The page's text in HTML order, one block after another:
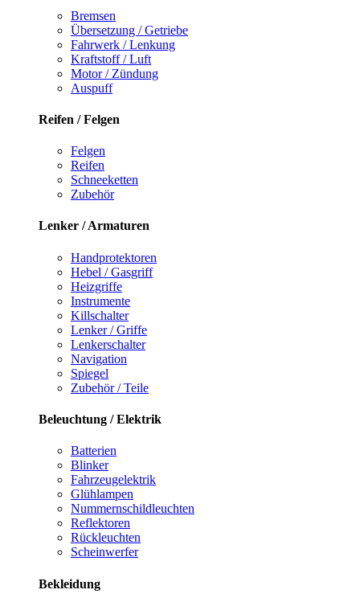
Bremsen
Übersetzung / Getriebe
Fahrwerk / Lenkung
Kraftstoff / Luft
Motor / Zündung
Auspuff
Reifen / Felgen
Felgen
Reifen
Schneeketten
Zubehör
Lenker / Armaturen
Handprotektoren
Hebel / Gasgriff
Heizgriffe
Instrumente
Killschalter
Lenker / Griffe
Lenkerschalter
Navigation
Spiegel
Zubehör / Teile
Beleuchtung / Elektrik
Batterien
Blinker
Fahrzeugelektrik
Glühlampen
Nummernschildleuchten
Reflektoren
Rückleuchten
Scheinwerfer
Bekleidung